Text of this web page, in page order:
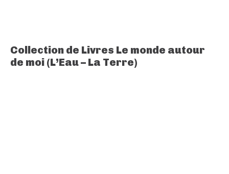
Collection de Livres Le monde autour
de moi (L’Eau – La Terre)